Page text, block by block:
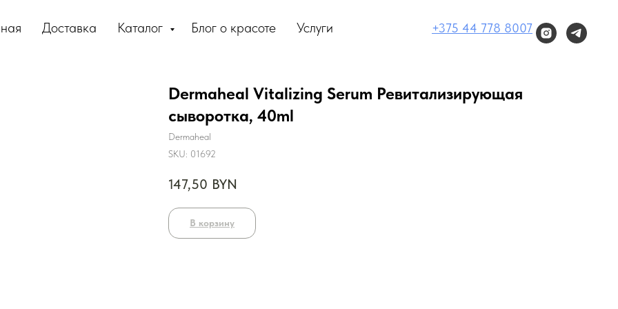
Доставка Каталог Блог о красоте Услуги +375 44 778 8007
Dermaheal Vitalizing Serum Ревитализирующая
сыворотка, 40ml
Dermaheal
SKU: 01692
147,50 BYN
В корзину